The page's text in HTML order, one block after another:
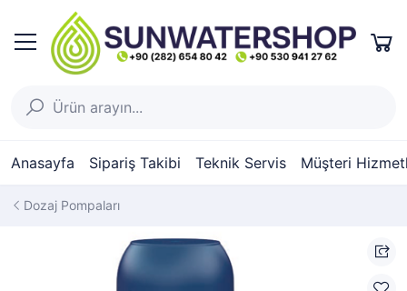
Anasayfa Sipariş Takibi Teknik Servis Müşteri
Dozaj Pompaları